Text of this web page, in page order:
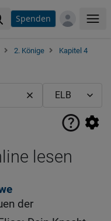
Spenden
2. Könige
Kapitel 4
lesen
der